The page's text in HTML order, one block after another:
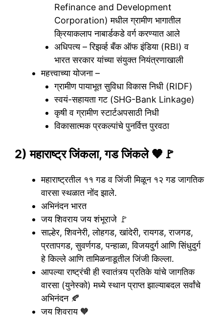
Refinance and Development
Corporation) मधील ग्रामीण भागातील
क्रियाकलाप नाबार्डकडे वर्ग करण्यात आले
अधिपत्य – रिझर्व्ह बँक ऑफ इंडिया (RBI) व
भारत सरकार यांच्या संयुक्त नियंत्रणाखाली
महत्त्वाच्या योजना –
ग्रामीण पायाभूत सुविधा विकास निधी (RIDF)
स्वयं-सहायता गट (SHG-Bank Linkage)
कृषी व ग्रामीण स्टार्टअपसाठी निधी
विकासात्मक प्रकल्पांचे पुनर्वित्त पुरवठा
2) महाराष्ट्र जिंकला, गड जिंकले 🧡🚩
महाराष्ट्रतील ११ गड व जिंजी मिळून १२ गड जागतिक
वारसा स्थळात नोंद झाले.
अभिनंदन भारत
जय शिवराय जय शंभूराजे 🚩
साल्हेर, शिवनेरी, लोहगड, खांदेरी, रायगड, राजगड,
प्रतापगड, सुवर्णगड, पन्हाळा, विजयदुर्ग आणि सिंधुदुर्ग
हे किल्ले आणि तामिळनाडूतील जिंजी किल्ला.
आपल्या राष्ट्रंची ही स्वातंत्र्य प्रतिके यांचे जागतिक
वारसा (युनेस्को) मध्ये स्थान प्राप्त झाल्याबदल सर्वांचे
अभिनंदन 🍂
जय शिवराय 🧡